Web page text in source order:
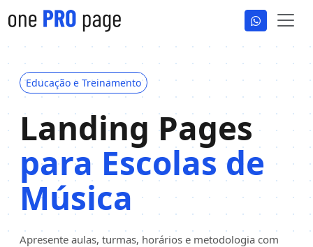
Educação e Treinamento
Landing Pages
para Escolas de
Música
Apresente aulas, turmas, horários e metodologia com